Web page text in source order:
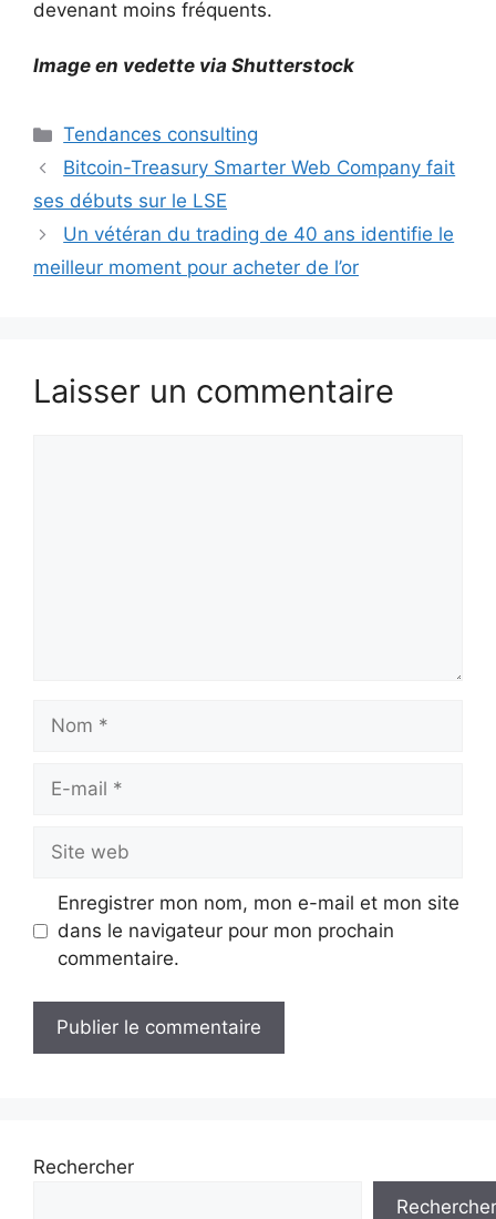
devenant moins fréquents.
Image en vedette via Shutterstock
Catégories
Tendances consulting
Bitcoin-Treasury Smarter Web Company fait
ses débuts sur le LSE
Un vétéran du trading de 40 ans identifie le
meilleur moment pour acheter de l’or
Laisser un commentaire
Nom
Site
web
Enregistrer mon nom, mon e-mail et mon site
dans le navigateur pour mon prochain
commentaire.
Rechercher
Rechercher